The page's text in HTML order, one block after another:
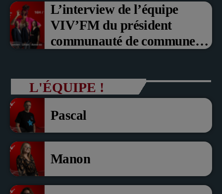
L’interview de l’équipe
VIV’FM du président
communauté de communes
président com de com
L'ÉQUIPE !
Pascal
Manon